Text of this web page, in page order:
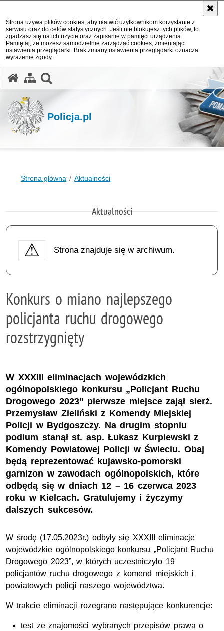
Strona używa plików cookies, aby ułatwić użytkownikom korzystanie z
serwisu oraz do celów statystycznych. Jeśli nie blokujesz tych plików, to
zgadzasz się na ich użycie oraz zapisanie w pamięci urządzenia.
Pamiętaj, że możesz samodzielnie zarządzać cookies, zmieniając
ustawienia przeglądarki. Brak zmiany ustawienia przeglądarki oznacza
wyrażenie zgody.
Policja.pl
Strona główna Aktualności
Aktualności
Strona znajduje się w archiwum.
Konkurs o miano najlepszego
policjanta ruchu drogowego
rozstrzygnięty
W XXXIII eliminacjach wojewódzkich
ogólnopolskiego konkursu „Policjant Ruchu
Drogowego 2023” pierwsze miejsce zajął sierż.
Przemysław Zieliński z Komendy Miejskiej
Policji w Bydgoszczy. Na drugim stopniu
podium stanął st. asp. Łukasz Kurpiewski z
Komendy Powiatowej Policji w Świeciu. Obaj
będą reprezentować kujawsko-pomorski
garnizon w zawodach ogólnopolskich, które
odbędą się w dniach 12 – 16 czerwca 2023
roku w Kielcach. Gratulujemy i życzymy
dalszych sukcesów.
W środę (17.05.2023r.) odbyły się XXXIII eliminacje
wojewódzkie ogólnopolskiego konkursu „Policjant Ruchu
Drogowego 2023”, w których uczestniczyło 19
policjantów ruchu drogowego z komend miejskich i
powiatowych policji naszego województwa.
W trakcie eliminacji rozegrano następujące konkurencje:
test ze znajomości wybranych przepisów prawa o